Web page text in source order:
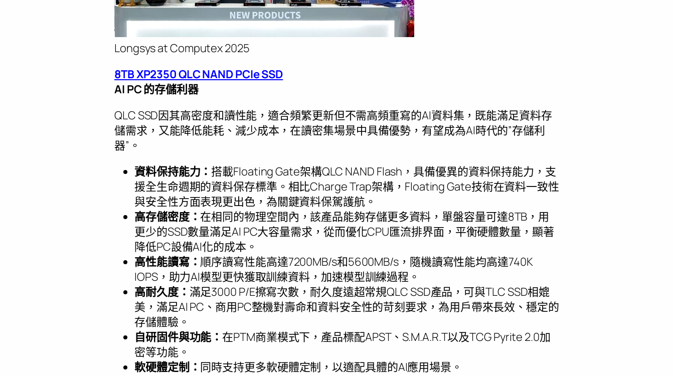
Longsys at Computex 2025
8TB XP2350 QLC NAND PCIe SSD
AI PC的存儲利器
QLC SSD因其高密度和讀性能，適合頻繁更新但不需高頻重寫的AI資料集，既能滿足資料存
儲需求，又能降低能耗、減少成本，在讀密集場景中具備優勢，有望成為AI時代的”存儲利
器”。
資料保持能力： 搭載Floating Gate架構QLC NAND Flash，具備優異的資料保持能力，支
援全生命週期的資料保存標準。相比Charge Trap架構，Floating Gate技術在資料一致性
與安全性方面表現更出色，為關鍵資料保駕護航。
高存儲密度： 在相同的物理空間內，該產品能夠存儲更多資料，單盤容量可達8TB，用
更少的SSD數量滿足AI PC大容量需求，從而優化CPU匯流排界面，平衡硬體數量，顯著
降低PC設備AI化的成本。
高性能讀寫： 順序讀寫性能高達7200MB/s和5600MB/s，隨機讀寫性能均高達740K
IOPS，助力AI模型更快獲取訓練資料，加速模型訓練過程。
高耐久度： 滿足3000 P/E擦寫次數，耐久度遠超常規QLC SSD產品，可與TLC SSD相媲
美，滿足AI PC、商用PC整機對壽命和資料安全性的苛刻要求，為用戶帶來長效、穩定的
存儲體驗。
自研固件與功能： 在PTM商業模式下，產品標配APST、S.M.A.R.T以及TCG Pyrite 2.0加
密等功能。
軟硬體定制： 同時支持更多軟硬體定制，以適配具體的AI應用場景。